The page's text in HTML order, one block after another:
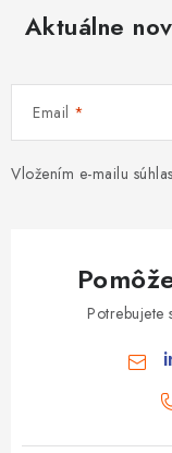
Aktuálne
Email
Vložením e-mailu
Potrebujete